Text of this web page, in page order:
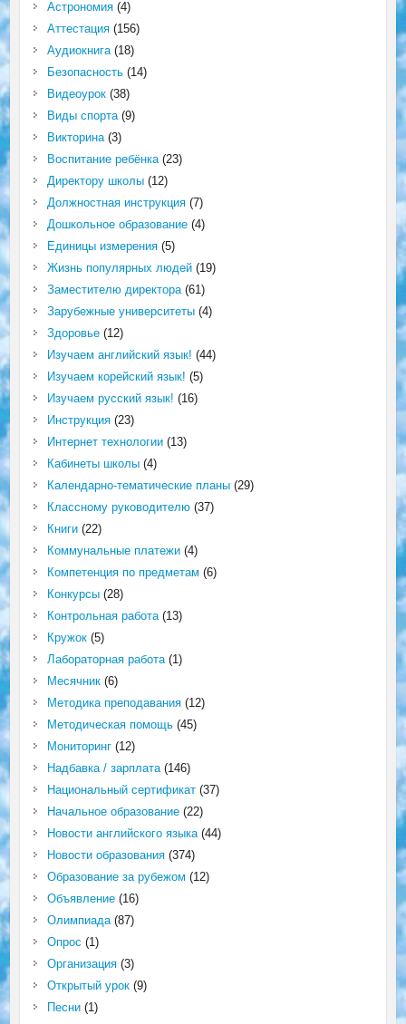
Астрономия(4)
Аттестация(156)
Аудиокнига(18)
Безопасность(14)
Видеоурок(38)
Виды спорта(9)
Викторина(3)
Воспитание ребёнка(23)
Директору школы(12)
Должностная инструкция(7)
Дошкольное образование(4)
Единицы измерения(5)
Жизнь популярных людей(19)
Заместителю директора(61)
Зарубежные университеты(4)
Здоровье(12)
Изучаем английский язык! (44)
Изучаем корейский язык! (5)
Изучаем русский язык! (16)
Инструкция(23)
Интернет технологии(13)
Кабинеты школы(4)
Календарно-тематические планы(29)
Классному руководителю(37)
Книги(22)
Коммунальные платежи(4)
Компетенция по предметам (6)
Конкурсы(28)
Контрольная работа(13)
Кружок(5)
Лабораторная работа(1)
Месячник(6)
Методика преподавания(12)
Методическая помощь(45)
Мониторинг(12)
Надбавка / зарплата(146)
Национальный сертификат(37)
Начальное образование(22)
Новости английского языка(44)
Новости образования(374)
Образование за рубежом (12)
Объявление(16)
Олимпиада(87)
Опрос (1)
Организация(3)
Открытый урок(9)
Песни(1)